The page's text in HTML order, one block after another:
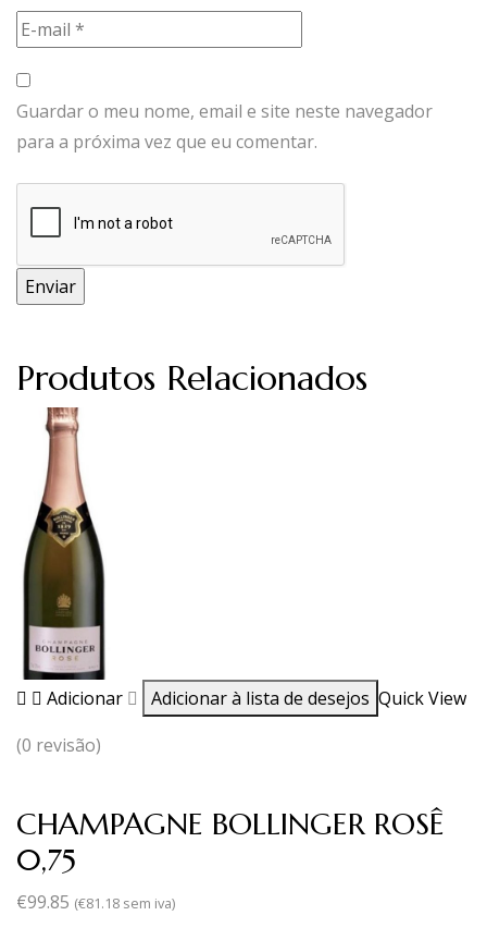
Guardar o meu nome, email e site neste navegador
para a próxima vez que eu comentar.
Produtos Relacionados
Adicionar Adicionar à lista de desejos Quick View
(0 revisão)
CHAMPAGNE BOLLINGER ROSÊ
0,75
€99.85 (€81.18 sem iva)